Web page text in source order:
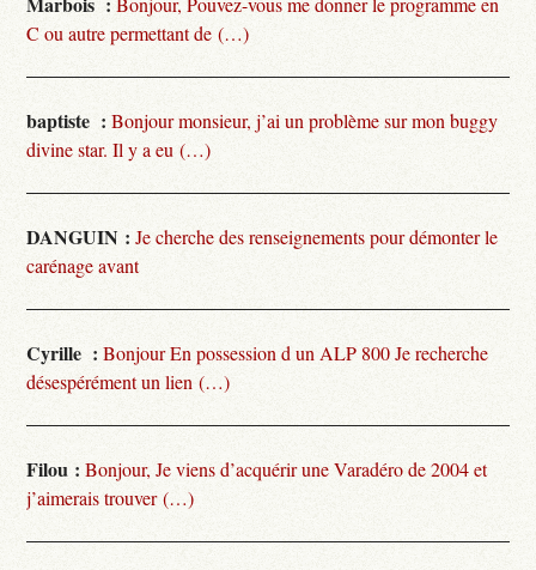
C ou autre permettant de (…)
baptiste : Bonjour monsieur, j’ai un problème sur mon buggy
divine star. Il y a eu (…)
DANGUIN : Je cherche des renseignements pour démonter le
carénage avant
Cyrille : Bonjour En possession d un ALP 800 Je recherche
désespérément un lien (…)
Filou : Bonjour, Je viens d’acquérir une Varadéro de 2004 et
j’aimerais trouver (…)